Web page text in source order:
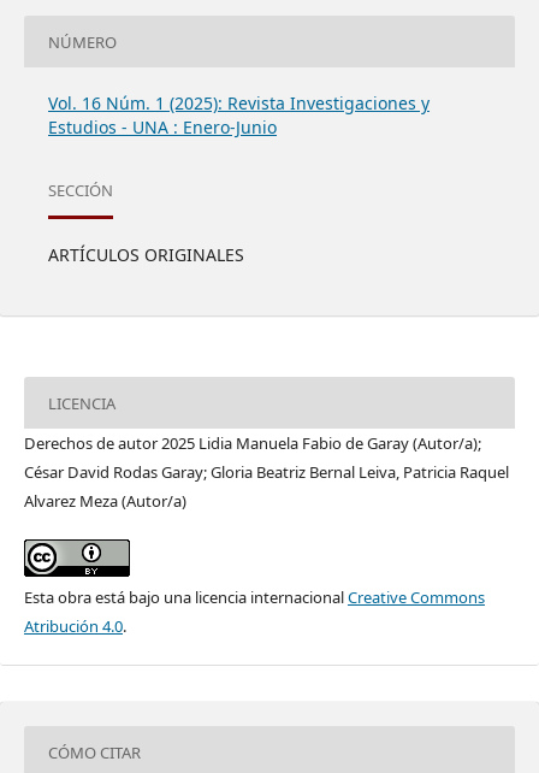
NÚMERO
Vol. 16 Núm. 1 (2025): Revista Investigaciones y
Estudios - UNA : Enero-Junio
SECCIÓN
ARTÍCULOS ORIGINALES
LICENCIA
Derechos de autor 2025 Lidia Manuela Fabio de Garay (Autor/a);
César David Rodas Garay; Gloria Beatriz Bernal Leiva, Patricia Raquel
Alvarez Meza (Autor/a)
Esta obra está bajo una licencia internacionalCreative Commons
Atribución 4.0.
CÓMO CITAR